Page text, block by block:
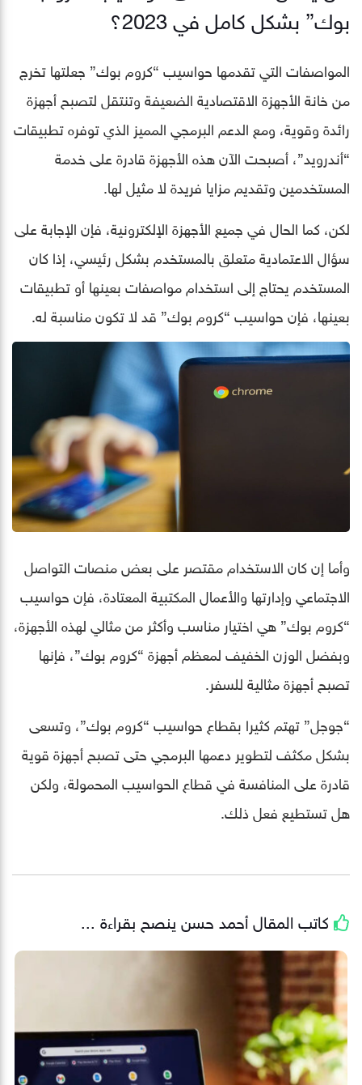
بوك” بشكل كامل في 2023؟
المواصفات التي تقدمها حواسيب “كروم بوك” جعلتها تخرج
من خانة الأجهزة الاقتصادية الضعيفة وتنتقل لتصبح أجهزة
رائدة وقوية، ومع الدعم البرمجي المميز الذي توفره تطبيقات
“أندرويد”، أصبحت الآن هذه الأجهزة قادرة على خدمة
المستخدمين وتقديم مزايا فريدة لا مثيل لها.
لكن، كما الحال في جميع الأجهزة الإلكترونية، فإن الإجابة على
سؤال الاعتمادية متعلق بالمستخدم بشكل رئيسي، إذا كان
المستخدم يحتاج إلى استخدام مواصفات بعينها أو تطبيقات
بعينها، فإن حواسيب “كروم بوك” قد لا تكون مناسبة له.
وأما إن كان الاستخدام مقتصر على بعض منصات التواصل
الاجتماعي وإدارتها والأعمال المكتبية المعتادة، فإن حواسيب
“كروم بوك” هي اختيار مناسب وأكثر من مثالي لهذه الأجهزة،
وبفضل الوزن الخفيف لمعظم أجهزة “كروم بوك”، فإنها
تصبح أجهزة مثالية للسفر.
“جوجل” تهتم كثيرا بقطاع حواسيب “كروم بوك”، وتسعى
بشكل مكثف لتطوير دعمها البرمجي حتى تصبح أجهزة قوية
قادرة على المنافسة في قطاع الحواسيب المحمولة، ولكن
هل تستطيع فعل ذلك.
كاتب المقالأحمد حسن ينصح بقراءة ...